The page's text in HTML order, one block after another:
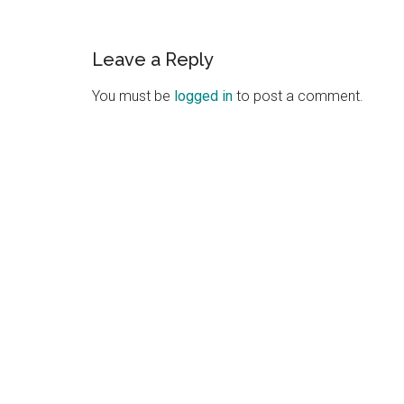
Reader
Interactions
Leave a Reply
You must be logged in to post a comment.